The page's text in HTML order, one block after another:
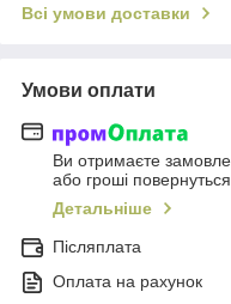
Всі умови доставки
Умови оплати
Ви отримаєте
або гроші
Детальніше
Післяплата
Оплата на рахунок